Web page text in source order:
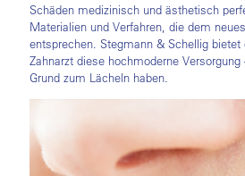
Schäden medizinisch und ästhetisch
Materialien und Verfahren, die dem
entsprechen. Stegmann & Schellig
Zahnarzt diese hochmoderne
Grund zum Lächeln haben.